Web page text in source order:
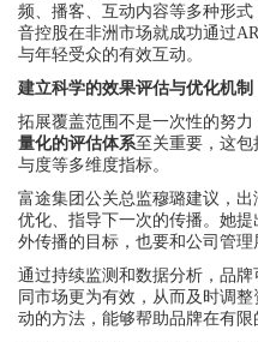
频、播客、互动内容等多种形
音控股在非洲市场就成功通过
与年轻受众的有效互动。
建立科学的效果评估与优化机制
拓展覆盖范围不是一次性的努力
量化的评估体系至关重要，这
与度等多维度指标。
富途集团公关总监穆璐建议，
优化、指导下一次的传播。她
外传播的目标，也要和公司管理
通过持续监测和数据分析，品
同市场更为有效，从而及时调
动的方法，能够帮助品牌在有限